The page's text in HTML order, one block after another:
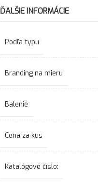
ĎALŠIE INFORMÁCIE
Podľa typu
Branding na mieru
Balenie
Cena za kus
Katalógové číslo: